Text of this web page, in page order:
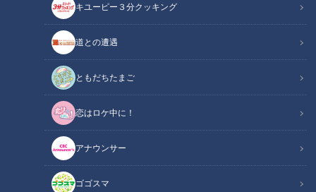
キユーピー３分クッキング
道との遭遇
ともだちたまご
恋はロケ中に！
アナウンサー
ゴゴスマ
について迫りました。（画像提供：群馬県）
関連リンク
群馬パスポートとは
県内外のファンも注目
装丁超えの反響
手に入れるためには？